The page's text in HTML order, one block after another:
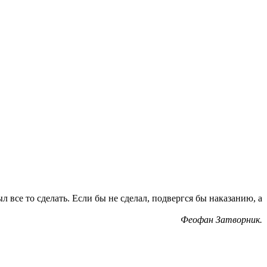
то сделать. Если бы не сделал, подвергся бы наказанию, а
Феофан Затворник.